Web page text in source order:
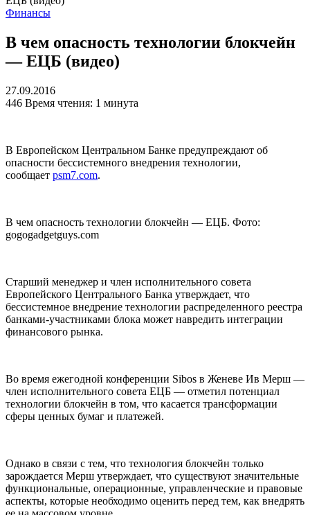
Финансы
В чем опасность технологии блокчейн
— ЕЦБ (видео)
27.09.2016
446 Время чтения: 1 минута
В Европейском Центральном Банке предупреждают об
опасности бессистемного внедрения технологии,
сообщает psm7.com.
В чем опасность технологии блокчейн — ЕЦБ. Фото:
gogogadgetguys.com
Старший менеджер и член исполнительного совета
Европейского Центрального Банка утверждает, что
бессистемное внедрение технологии распределенного реестра
банками-участниками блока может навредить интеграции
финансового рынка.
Во время ежегодной конференции Sibos в Женеве Ив Мерш —
член исполнительного совета ЕЦБ — отметил потенциал
технологии блокчейн в том, что касается трансформации
сферы ценных бумаг и платежей.
Однако в связи с тем, что технология блокчейн только
зарождается Мерш утверждает, что существуют значительные
функциональные, операционные, управленческие и правовые
аспекты, которые необходимо оценить перед тем, как внедрять